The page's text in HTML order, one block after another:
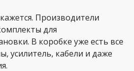
Производители
для
В коробке уже есть все
усилитель, кабели и даже